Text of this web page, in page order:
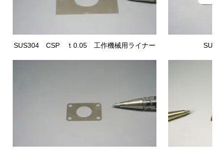
SUS304 CSP ｔ0.05 工作機械用ライナー